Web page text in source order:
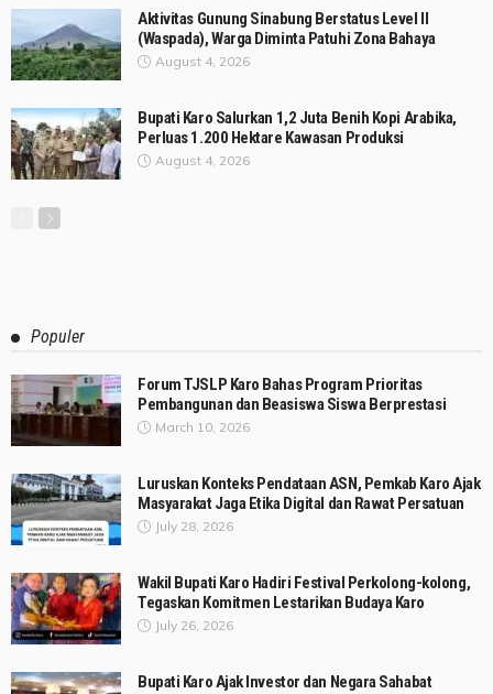
Aktivitas Gunung Sinabung Berstatus Level II
(Waspada), Warga Diminta Patuhi Zona Bahaya
August 4, 2026
Bupati Karo Salurkan 1,2 Juta Benih Kopi Arabika,
Perluas 1.200 Hektare Kawasan Produksi
August 4, 2026
Populer
Forum TJSLP Karo Bahas Program Prioritas
Pembangunan dan Beasiswa Siswa Berprestasi
March 10, 2026
Luruskan Konteks Pendataan ASN, Pemkab Karo Ajak
Masyarakat Jaga Etika Digital dan Rawat Persatuan
July 28, 2026
Wakil Bupati Karo Hadiri Festival Perkolong-kolong,
Tegaskan Komitmen Lestarikan Budaya Karo
July 26, 2026
Bupati Karo Ajak Investor dan Negara Sahabat